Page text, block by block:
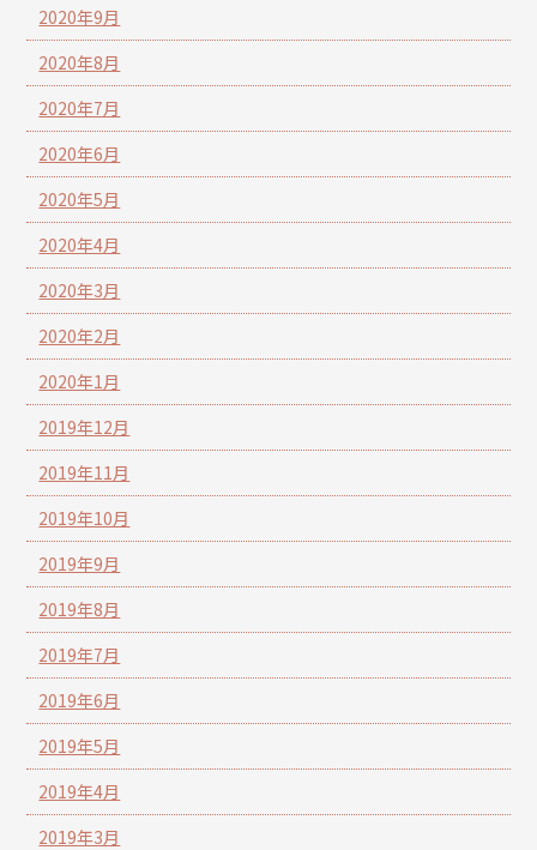
2020年9月
2020年8月
2020年7月
2020年6月
2020年5月
2020年4月
2020年3月
2020年2月
2020年1月
2019年12月
2019年11月
2019年10月
2019年9月
2019年8月
2019年7月
2019年6月
2019年5月
2019年4月
2019年3月